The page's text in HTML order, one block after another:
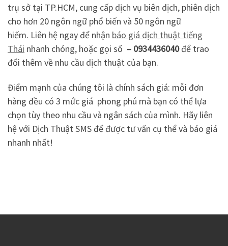
trụ sở tại TP.HCM, cung cấp dịch vụ biên dịch, phiên dịch
cho hơn 20 ngôn ngữ phổ biến và 50 ngôn ngữ
hiếm. Liên hệ ngay để nhận báo giá dịch thuật tiếng
Thái nhanh chóng, hoặc gọi số – 0934436040để trao
đổi thêm về nhu cầu dịch thuật của bạn.
Điểm mạnh của chúng tôi là chính sách giá: mỗi đơn
hàng đều có 3 mức giá phong phú mà bạn có thể lựa
chọn tùy theo nhu cầu và ngân sách của mình. Hãy liên
hệ với Dịch Thuật SMS để được tư vấn cụ thể và báo giá
nhanh nhất!